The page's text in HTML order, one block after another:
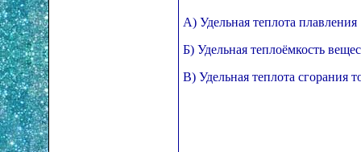
А) Удельная теплота плавления
Б) Удельная теплоёмкость
В) Удельная теплота сгорания